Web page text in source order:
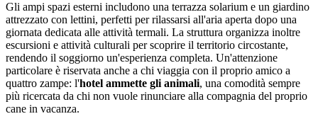
Gli ampi spazi esterni includono una terrazza solarium e un giardino
attrezzato con lettini, perfetti per rilassarsi all'aria aperta dopo una
giornata dedicata alle attività termali. La struttura organizza inoltre
escursioni e attività culturali per scoprire il territorio circostante,
rendendo il soggiorno un'esperienza completa. Un'attenzione
particolare è riservata anche a chi viaggia con il proprio amico a
quattro zampe: l'hotel ammette gli animali, una comodità sempre
più ricercata da chi non vuole rinunciare alla compagnia del proprio
cane in vacanza.